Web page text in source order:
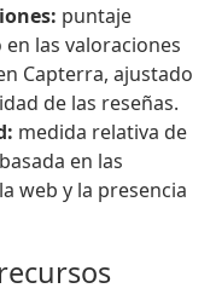
puntaje
las valoraciones
Capterra, ajustado
de las reseñas.
medida relativa de
en las
web y la presencia